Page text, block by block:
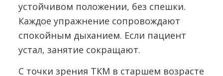
устойчивом положении, без спешки.
Каждое упражнение сопровождают
спокойным дыханием. Если пациент
устал, занятие сокращают.
С точки зрения ТКМ в старшем возрасте